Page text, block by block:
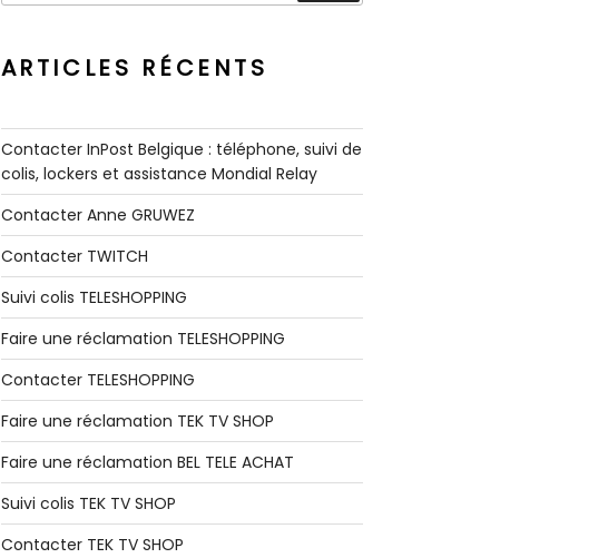
:
ARTICLES RÉCENTS
Contacter InPost Belgique : téléphone, suivi de
colis, lockers et assistance Mondial Relay
Contacter Anne GRUWEZ
Contacter TWITCH
Suivi colis TELESHOPPING
Faire une réclamation TELESHOPPING
Contacter TELESHOPPING
Faire une réclamation TEK TV SHOP
Faire une réclamation BEL TELE ACHAT
Suivi colis TEK TV SHOP
Contacter TEK TV SHOP